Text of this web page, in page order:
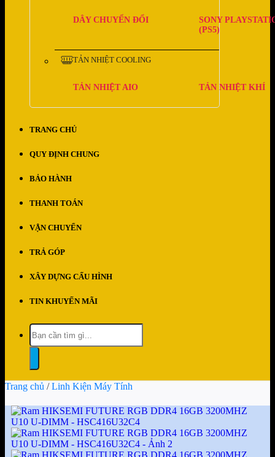
DÂY CHUYỂN ĐỔI
SONY
(PS5)
TẢN NHIỆT COOLING
TẢN NHIỆT AIO TẢN NHIỆT KHÍ
TRANG CHỦ
QUY ĐỊNH CHUNG
BẢO HÀNH
THANH TOÁN
VẬN CHUYỂN
TRẢ GÓP
XÂY DỰNG CẤU HÌNH
TIN KHUYẾN MÃI
Tìm
kiếm:
Trang chủ / Linh Kiện Máy Tính